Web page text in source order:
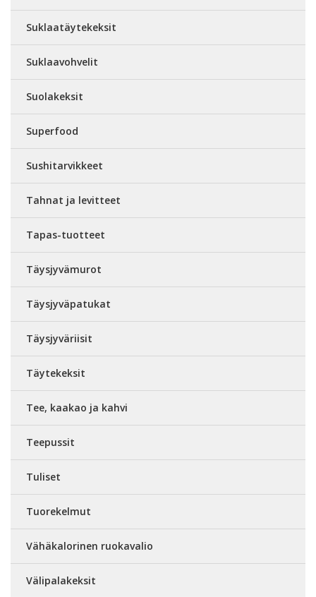
Suklaatäytekeksit
Suklaavohvelit
Suolakeksit
Superfood
Sushitarvikkeet
Tahnat ja levitteet
Tapas-tuotteet
Täysjyvämurot
Täysjyväpatukat
Täysjyväriisit
Täytekeksit
Tee, kaakao ja kahvi
Teepussit
Tuliset
Tuorekelmut
Vähäkalorinen ruokavalio
Välipalakeksit